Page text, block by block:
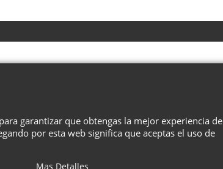
To create online store
ShopFactory eCommerce
garantizar que obtengas la mejor experiencia de
por esta web significa que aceptas el uso de
Mas Detalles